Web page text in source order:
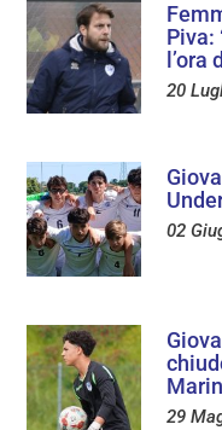
Piva:
l’ora
20
02
29